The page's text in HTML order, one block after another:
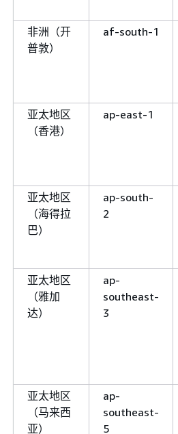
非洲（开
普敦）
af-south-1
亚太地区
（香港）
ap-east-1
亚太地区
（海得拉
巴）
ap-south-
2
亚太地区
（雅加
达）
ap-
southeast-
3
亚太地区
（马来西
亚）
ap-
southeast-
5